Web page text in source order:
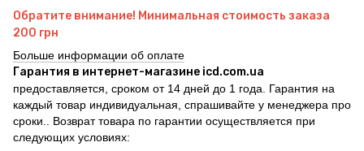
Обратите внимание! Минимальная стоимость заказа
200 грн
Больше информации об оплате
Гарантия в интернет-магазине icd.com.ua
предоставляется, сроком от 14 дней до 1 года. Гарантия на
каждый товар индивидуальная, спрашивайте у менеджера про
сроки.. Возврат товара по гарантии осуществляется при
следующих условиях: